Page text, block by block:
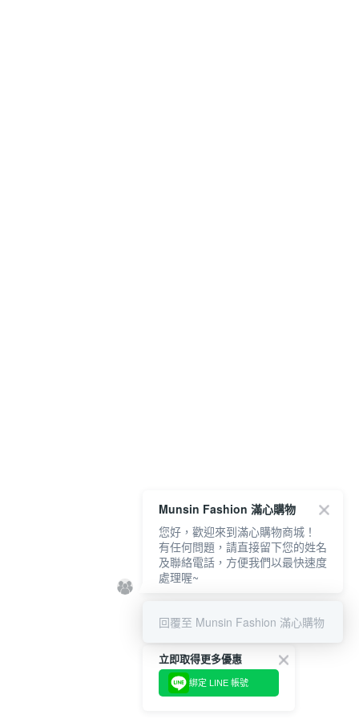
立即取得更多優惠
綁定 LINE 帳號
Munsin Fashion 滿心購物
您好，歡迎來到滿心購物商城！
有任何問題，請直接留下您的姓名
及聯絡電話，方便我們以最快速度
處理喔~
回覆至 Munsin Fashion 滿心購物